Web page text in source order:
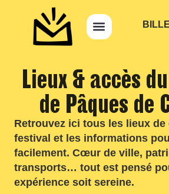
Lieux & accès
de Pâques de
Retrouvez ici tous les lieux
festival et les informations
facilement. Cœur de ville,
transports… tout est pensé
expérience soit sereine.